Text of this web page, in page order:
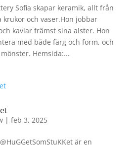
Sofia skapar keramik, allt från
och vaser.Hon jobbar
kavlar främst sina alster. Hon
med både färg och form, och
Hemsida:...
| feb 3, 2025
är en